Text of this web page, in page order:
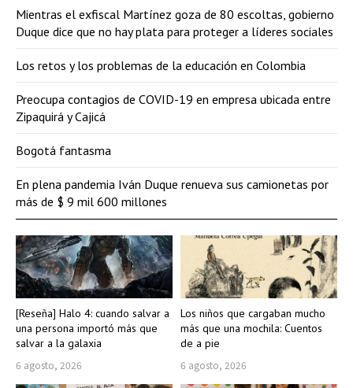
[Reseña] Halo 4: cuando salvar a
una persona importó más que
salvar a la galaxia
6 agosto, 2026
Los niños que cargaban mucho
más que una mochila: Cuentos
de a pie
6 agosto, 2026
Mientras el exfiscal Martínez goza de 80 escoltas, gobierno
Duque dice que no hay plata para proteger a líderes sociales
Los retos y los problemas de la educación en Colombia
Preocupa contagios de COVID-19 en empresa ubicada entre
Zipaquirá y Cajicá
Bogotá fantasma
En plena pandemia Iván Duque renueva sus camionetas por
más de $ 9 mil 600 millones